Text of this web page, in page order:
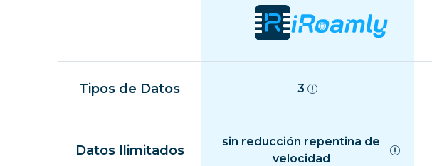
Tipos de Datos 3
Datos Ilimitados
sin reducción repentina de
velocidad